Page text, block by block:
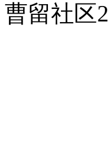
曹留社